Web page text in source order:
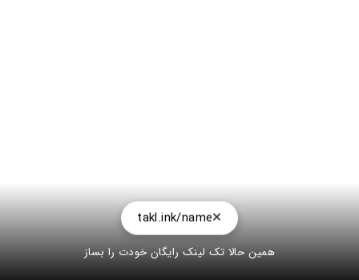
takl.ink/name
همین حالا تک لینک رایگان خودت را بساز